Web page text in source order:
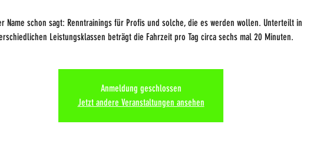
Name schon sagt: Renntrainings für Profis und solche, die es werden wollen. Unterteilt in
Leistungsklassen beträgt die Fahrzeit pro Tag circa sechs mal 20 Minuten.
Anmeldung geschlossen
Jetzt andere Veranstaltungen ansehen